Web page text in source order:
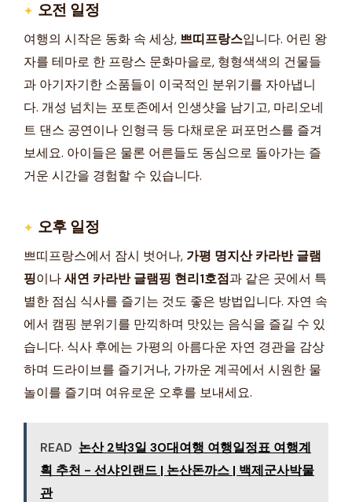
오전 일정
여행의 시작은 동화 속 세상, 쁘띠프랑스입니다. 어린 왕
자를 테마로 한 프랑스 문화마을로, 형형색색의 건물들
과 아기자기한 소품들이 이국적인 분위기를 자아냅니
다. 개성 넘치는 포토존에서 인생샷을 남기고, 마리오네
트 댄스 공연이나 인형극 등 다채로운 퍼포먼스를 즐겨
보세요. 아이들은 물론 어른들도 동심으로 돌아가는 즐
거운 시간을 경험할 수 있습니다.
오후 일정
쁘띠프랑스에서 잠시 벗어나, 가평 명지산 카라반 글램
핑이나새연 카라반 글램핑 현리1호점과 같은 곳에서 특
별한 점심 식사를 즐기는 것도 좋은 방법입니다. 자연 속
에서 캠핑 분위기를 만끽하며 맛있는 음식을 즐길 수 있
습니다. 식사 후에는 가평의 아름다운 자연 경관을 감상
하며 드라이브를 즐기거나, 가까운 계곡에서 시원한 물
놀이를 즐기며 여유로운 오후를 보내세요.
READ 논산 2박3일 30대여행 여행일정표 여행계
획 추천 - 선샤인랜드 | 논산돈까스 | 백제군사박물
관